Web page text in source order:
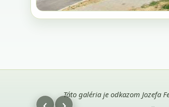
Táto galéria je odkazom Jozefa